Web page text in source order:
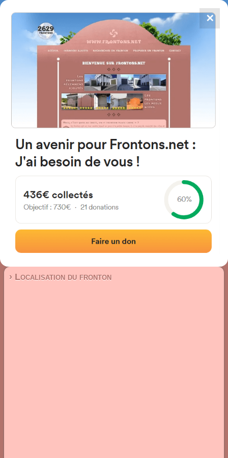
FRONTONS.NET
RECHERCHER UN FRONTON
PROPOSER UN FRONTON
4867
frontons
Av. Santos Iruela 42300 Cdad.
de Osma Soria Espagne
Fronton mur à gauche
Localisation|Photos|Commentaires et avis
› Localisation du fronton
✕